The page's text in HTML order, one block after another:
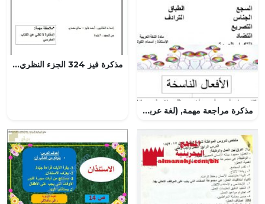
مذكرة مراجعة مهمة, (لغة عربية) الخامس
مذكرة فيز 324 الجزء النظري فقط (فيزياء) مرحلة ثانوية